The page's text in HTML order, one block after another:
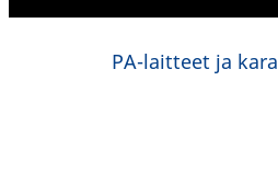
PA-laitteet ja